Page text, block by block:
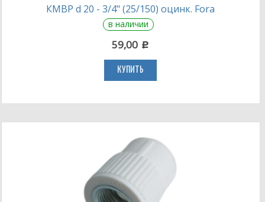
КМВР d 20 - 3/4" (25/150) оцинк. Fora
в наличии
59,00 c
КУПИТЬ